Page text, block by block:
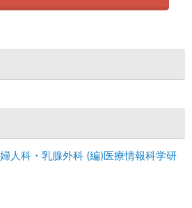
人科・乳腺外科 (編)医療情報科学研